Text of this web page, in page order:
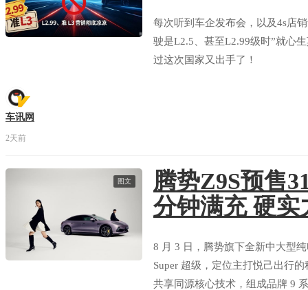
每次听到车企发布会，以及4s店
驶是L2.5、甚至L2.99级时”就心
过这次国家又出手了！
车讯网
2天前
图文
腾势Z9S预售
分钟满充 硬实
8 月 3 日，腾势旗下全新中大型
Super 超级，定位主打悦己出行
共享同源核心技术，组成品牌 9